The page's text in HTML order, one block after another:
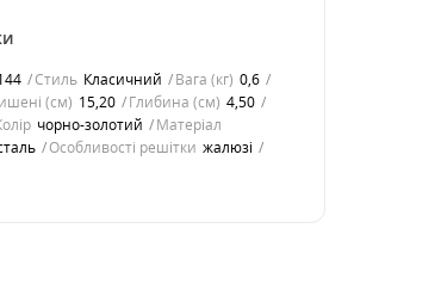
Стиль Класичний Вага (кг) 0,6
(см) 15,20 Глибина (см) 4,50
чорно-золотий
Матеріал
Особливості решітки жалюзі